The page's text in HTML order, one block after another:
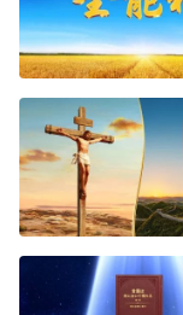
全能神教会
徒が聖書を読む
る』の中の神の
教徒は神の言葉
の格言の中で最
みの時代に、キ
書の説教に耳を
化が生じて、